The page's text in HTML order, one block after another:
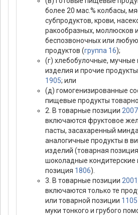
более 20 мас.% колбасы,
субпродуктов, крови,
ракообразных, моллюсков
беспозвоночных или
продуктов (группа 16);
(г) хлебобулочные, мучные
изделия и прочие
1905; или
(д) гомогенизированные
пищевые продукты
2. В товарные позиции 2007
включаются фруктовое
пасты, засахаренный
аналогичные продукты в
изделий (товарная позиция
шоколадные кондитерские
позиция 1806).
3. В товарные позиции 2001
включаются только те
или товарной позиции 1105
муки тонкого и грубого